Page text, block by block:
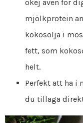
okej även för
mjölkprotein
kokosolja i
fett, som
helt.
Perfekt att ha i
du tillaga